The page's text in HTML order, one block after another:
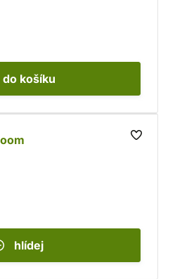
do košíku
hlídej